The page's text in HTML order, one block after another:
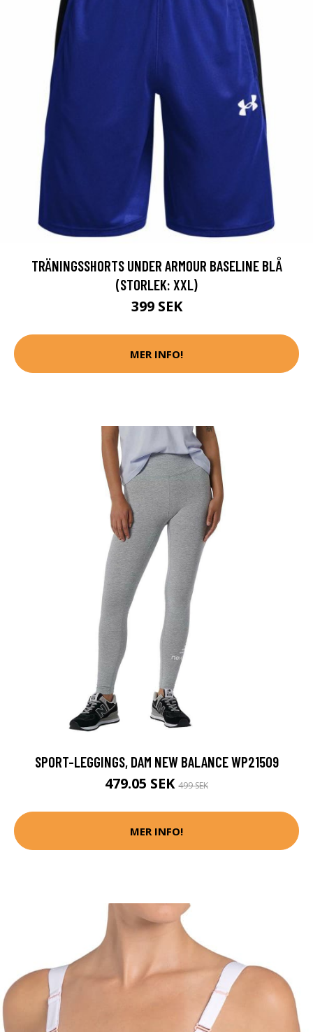
TRÄNINGSSHORTS UNDER ARMOUR BASELINE BLÅ
(STORLEK: XXL)
399 SEK
MER INFO!
SPORT-LEGGINGS, DAM NEW BALANCE WP21509
479.05 SEK 499 SEK
MER INFO!